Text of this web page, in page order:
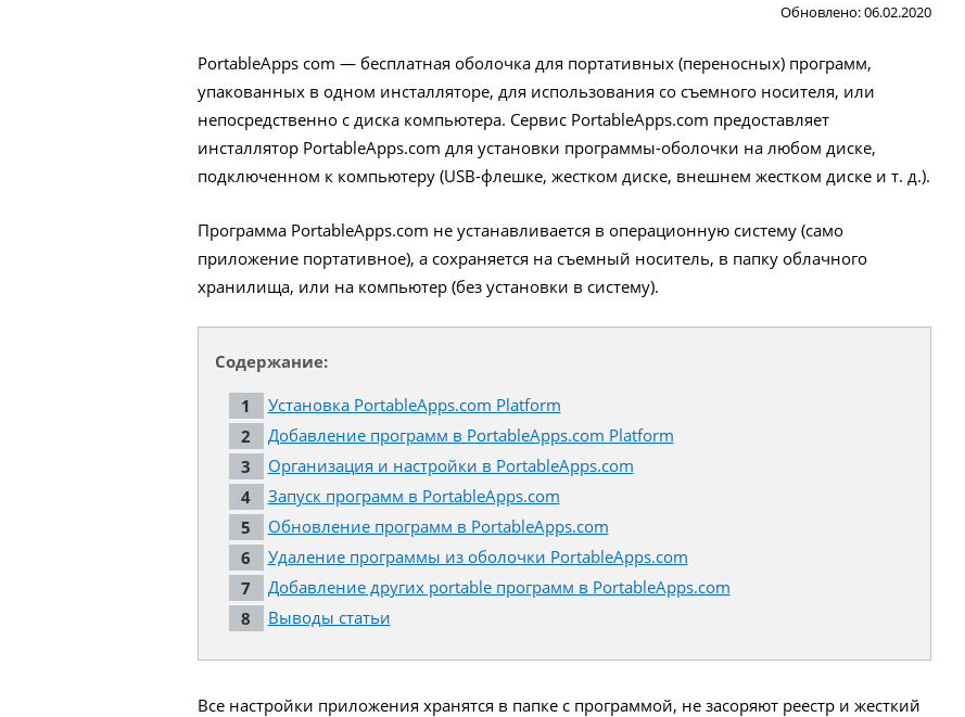
Обновлено: 06.02.2020
PortableApps com — бесплатная оболочка для портативных (переносных) программ,
упакованных в одном инсталляторе, для использования со съемного носителя, или
непосредственно с диска компьютера. Сервис PortableApps.com предоставляет
инсталлятор PortableApps.com для установки программы-оболочки на любом диске,
подключенном к компьютеру (USB-флешке, жестком диске, внешнем жестком диске и т. д.).
Программа PortableApps.com не устанавливается в операционную систему (само
приложение портативное), а сохраняется на съемный носитель, в папку облачного
хранилища, или на компьютер (без установки в систему).
Содержание:
Установка PortableApps.com Platform
Добавление программ в PortableApps.com Platform
Организация и настройки в PortableApps.com
Запуск программ в PortableApps.com
Обновление программ в PortableApps.com
Удаление программы из оболочки PortableApps.com
Добавление других portable программ в PortableApps.com
Выводы статьи
Все настройки приложения хранятся в папке с программой, не засоряют реестр и жесткий